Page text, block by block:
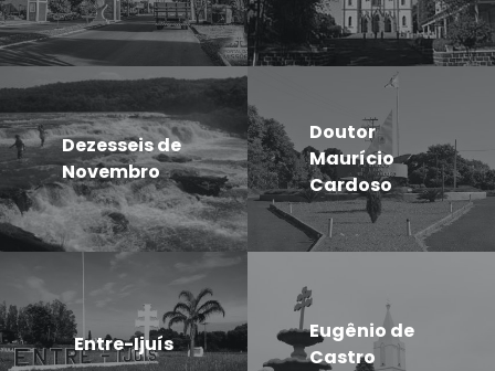
Dezesseis de
Novembro
Doutor
Maurício
Cardoso
Entre-Ijuís
Eugênio de
Castro